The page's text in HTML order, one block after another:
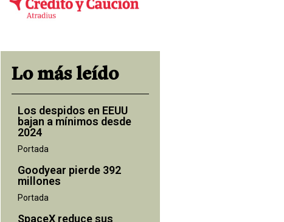
Lo más leído
Los despidos en EEUU
bajan a mínimos desde
2024
Portada
Goodyear pierde 392
millones
Portada
SpaceX reduce sus